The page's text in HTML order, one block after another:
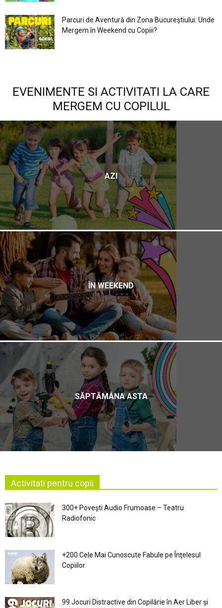
Parcuri de Aventură din Zona Bucureştiului. Unde
Mergem în Weekend cu Copiii?
EVENIMENTE SI ACTIVITATI LA CARE
MERGEM CU COPILUL
AZI
ÎN WEEKEND
SĂPTĂMÂNA ASTA
Activitati pentru copii
300+ Povești Audio Frumoase – Teatru
Radiofonic
+200 Cele Mai Cunoscute Fabule pe Înţelesul
Copiilor
99 Jocuri Distractive din Copilărie în Aer Liber şi